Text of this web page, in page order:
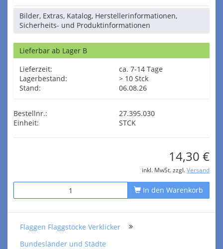
Bilder, Extras, Katalog, Herstellerinformationen,
Sicherheits- und Produktinformationen
Lieferbar ab Lager B
Lieferzeit:
ca. 7-14 Tage
Lagerbestand:
> 10 Stck
Stand:
06.08.26
Bestellnr.:
27.395.030
Einheit:
STCK
14,30 €
inkl. MwSt. zzgl. Versand
In den Warenkorb
Flaggen Flaggstöcke Verklicker
Bundesländer und Städte